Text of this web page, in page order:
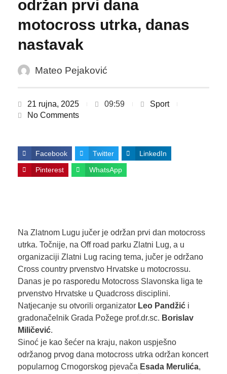
održan prvi dana
motocross utrka, danas
nastavak
Mateo Pejaković
21 rujna, 2025 09:59
Sport
No Comments
Facebook Twitter LinkedIn
Pinterest WhatsApp
Na Zlatnom Lugu jučer je održan prvi dan motocross
utrka. Točnije, na Off road parku Zlatni Lug, a u
organizaciji Zlatni Lug racing tema, jučer je održano
Cross country prvenstvo Hrvatske u motocrossu.
Danas je po rasporedu Motocross Slavonska liga te
prvenstvo Hrvatske u Quadcross disciplini.
Natjecanje su otvorili organizator Leo Pandžići
gradonačelnik Grada Požege prof.dr.sc. Borislav
Miličević.
Sinoć je kao šećer na kraju, nakon uspješno
održanog prvog dana motocross utrka održan koncert
popularnog Crnogorskog pjevača Esada Merulića,